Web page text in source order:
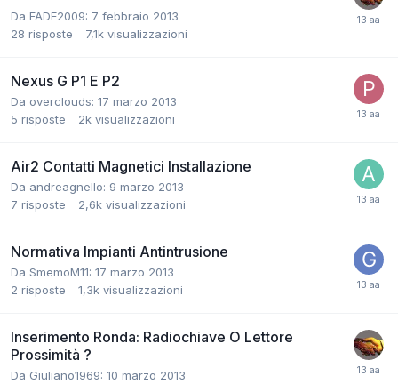
Da FADE2009: 7 febbraio 2013
28 risposte 7,1k visualizzazioni
Nexus G P1 E P2
Da overclouds: 17 marzo 2013
5 risposte 2k visualizzazioni
Air2 Contatti Magnetici Installazione
Da andreagnello: 9 marzo 2013
7 risposte 2,6k visualizzazioni
Normativa Impianti Antintrusione
Da SmemoM11: 17 marzo 2013
2 risposte 1,3k visualizzazioni
Inserimento Ronda: Radiochiave O Lettore
Prossimità ?
Da Giuliano1969: 10 marzo 2013